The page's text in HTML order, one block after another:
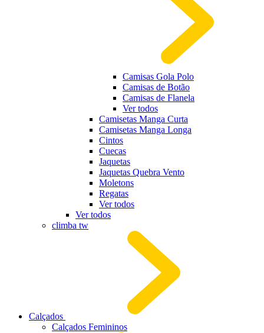
Camisas Gola Polo
Camisas de Botão
Camisas de Flanela
Ver todos
Camisetas Manga Curta
Camisetas Manga Longa
Cintos
Cuecas
Jaquetas
Jaquetas Quebra Vento
Moletons
Regatas
Ver todos
Ver todos
climba tw
Calçados
Calçados Femininos